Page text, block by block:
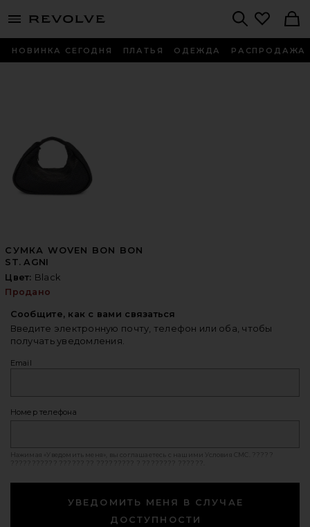
menu - shows more content
НОВИНКА СЕГОДНЯ ПЛАТЬЯ ОДЕЖДА РАСПРОДАЖА
СУМКА WOVEN BON BON
ST. AGNI
Цвет: Black
Продано
Сообщите, как с вами связаться
Введите электронную почту, телефон или оба, чтобы
получать уведомления.
Email
Номер телефона
Нажимая «Уведомить меня», вы соглашаетесь с нашими Условия СМС
УВЕДОМИТЬ МЕНЯ В СЛУЧАЕ
ДОСТУПНОСТИ